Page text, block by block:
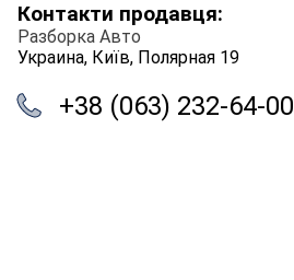
Контакти продавця:
Разборка Авто
Украина, Київ, Полярная 19
+38 (063) 232-64-00